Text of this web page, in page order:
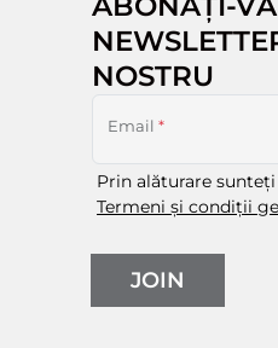
NOSTRU
Email *
Prin alăturare
Termeni și condiții
JOIN